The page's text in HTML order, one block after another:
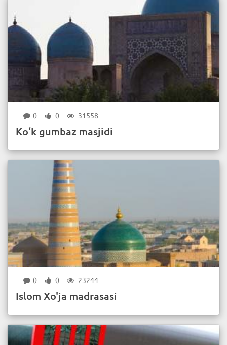
0 0 31558
Ko‘k gumbaz masjidi
0 0 23244
Islom Xo'ja madrasasi